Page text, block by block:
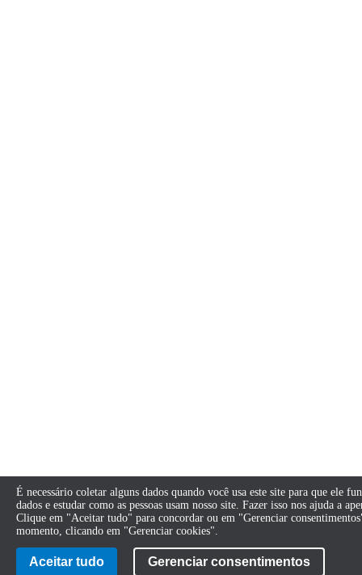
É necessário coletar alguns dados quando você usa este site para que ele
dados e estudar como as pessoas usam nosso site. Fazer isso nos ajuda a
Clique em "Aceitar tudo" para concordar ou em "Gerenciar
momento, clicando em "Gerenciar cookies".
Aceitar tudo Gerenciar consentimentos